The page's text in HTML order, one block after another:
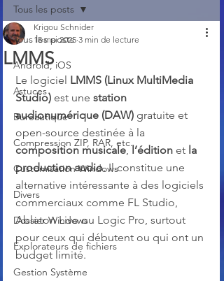
Tous les posts
Android, iOS
Astuces
Bureautique
Compression ZIP, RAR, etc.
Customisation Windows
Divers
Dossier Windows
Explorateurs de fichiers
Gestion Système
Tous les posts
LMMS
Krigou Schnider
15 mai 2025 3 min de lecture
Le logiciel LMMS (Linux MultiMedia
Studio) est une station
audionumérique (DAW) gratuite et
open-source destinée à la
composition musicale, l’édition et la
production audio. Il constitue une
alternative intéressante à des logiciels
commerciaux comme FL Studio,
Ableton Live ou Logic Pro, surtout
pour ceux qui débutent ou qui ont un
budget limité.